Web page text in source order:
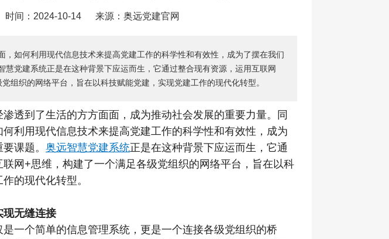
时间：2024-10-14 来源：奥远党建官网
，如何利用现代信息技术来提高党建工作的科学性和有效性，成为了摆在我们
慧党建系统正是在这种背景下应运而生，它通过整合现有资源，运用互联网
组织的网络平台，旨在以科技赋能党建，实现党建工作的现代化转型。
透到了生活的方方面面，成为推动社会发展的重要力量。同
利用现代信息技术来提高党建工作的科学性和有效性，成为
课题。 奥远智慧党建系统正是在这种背景下应运而生，它通
网+思维，构建了一个满足各级党组织的网络平台，旨在以科
的现代化转型。
现无缝连接
一个简单的信息管理系统，更是一个连接各级党组织的桥